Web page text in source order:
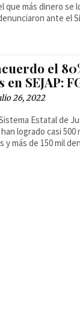
que más dinero
ante el
el
SEJAP:
26, 2022
Estatal de
logrado casi
y más de 150 mil